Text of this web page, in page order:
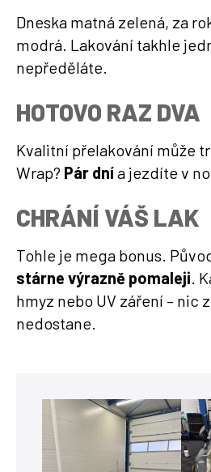
Dneska matná zelená, za
modrá. Lakování takhle
nepředěláte.
HOTOVO RAZ DVA
Kvalitní přelakování může
Wrap? Pár dnía jezdíte v
CHRÁNÍ VÁŠ LAK
Tohle je mega bonus.
stárne výrazně pomaleji.
hmyz nebo UV záření – nic
nedostane.